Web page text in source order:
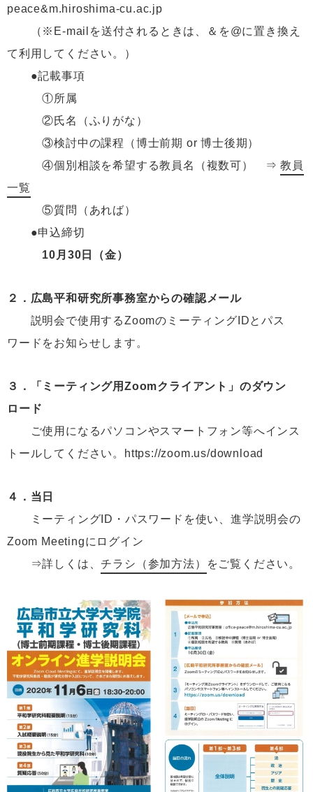
peace&m.hiroshima-cu.ac.jp
（※E-mailを送付されるときは、＆を@に置き換え
て利用してください。）
●記載事項
①所属
②氏名（ふりがな）
③検討中の課程（博士前期 or 博士後期）
④個別相談を希望する教員名（複数可） ⇒教員
一覧
⑤質問（あれば）
●申込締切
10月30日（金）
２．広島平和研究所事務室からの確認メール
説明会で使用するZoomのミーティングIDとパス
ワードをお知らせします。
３．「ミーティング用Zoomクライアント」のダウン
ロード
ご使用になるパソコンやスマートフォン等へインス
トールしてください。https://zoom.us/download
４．当日
ミーティングID・パスワードを使い、進学説明会の
Zoom Meetingにログイン
⇒詳しくは、チラシ（参加方法） をご覧ください。